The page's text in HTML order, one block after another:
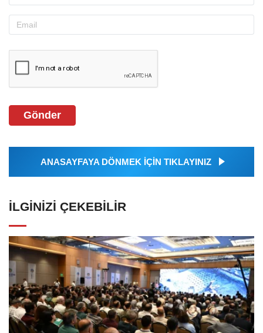
Gönder
ANASAYFAYA DÖNMEK İÇİN TIKLAYINIZ
İLGINIZI ÇEKEBILIR